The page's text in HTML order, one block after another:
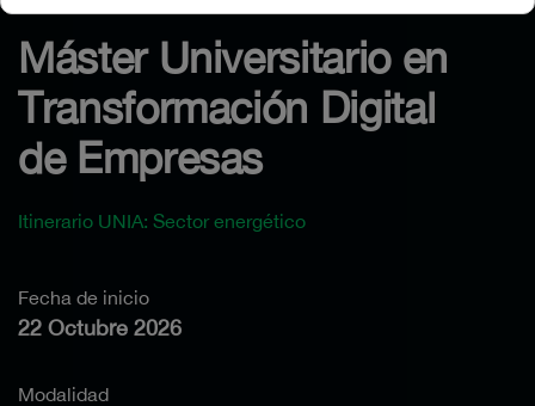
Máster Universitario en
Transformación Digital
de Empresas
Itinerario UNIA: Sector energético
Fecha de inicio
22 Octubre 2026
Modalidad